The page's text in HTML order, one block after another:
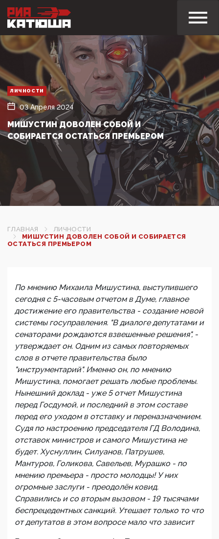
ЛИЧНОСТИ
03 Апреля 2024
МИШУСТИН ДОВОЛЕН СОБОЙ И
СОБИРАЕТСЯ ОСТАТЬСЯ ПРЕМЬЕРОМ
ГЛАВНАЯ
ЛИЧНОСТИ
МИШУСТИН ДОВОЛЕН СОБОЙ И СОБИРАЕТСЯ
ОСТАТЬСЯ ПРЕМЬЕРОМ
По мнению Михаила Мишустина, выступившего
сегодня с 5-часовым отчетом в Думе, главное
достижение его правительства - создание новой
системы госуправления. "В диалоге депутатами и
сенаторами рождаются взвешенные решения", -
утверждает он. Одним из самых повторяемых
слов в отчете правительства было
"инструментарий". Именно он, по мнению
Мишустина, помогает решать любые проблемы.
Нынешний доклад - уже 5 отчет Мишустина
перед Госдумой, и последний в этом составе
перед его уходом в отставку и переназначением.
Судя по настроению председателя ГД Володина,
отставок министров и самого Мишустина не
будет. Хуснуллин, Силуанов, Патрушев,
Мантуров, Голикова, Савельев, Мурашко - по
мнению премьера - просто молодцы! У них
огромные заслуги - преодолён ковид.
Справились и со вторым вызовом - 19 тысячами
беспрецедентных санкций. Утешает только то что
от депутатов в этом вопросе мало что зависит